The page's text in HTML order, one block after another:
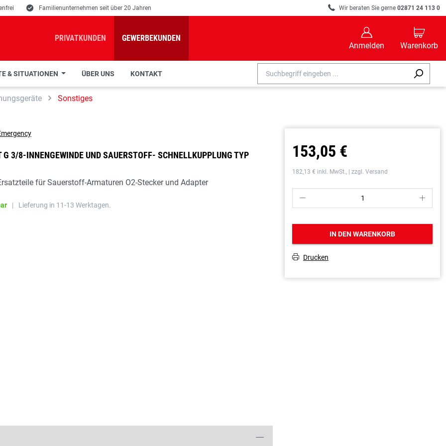
E Familienunternehmen seit über 20 Jahren R Wir beraten Sie gerne 02871 24 113 0
PRIVATKUNDEN GEWERBEKUNDEN
B
Anmelden
C
Warenkorb
& SITUATIONEN ÜBER UNS KONTAKT
Sonstiges
3/8-INNENGEWINDE UND SAUERSTOFF- SCHNELLKUPPLUNG TYP
für Sauerstoff-Armaturen O2-Stecker und Adapter
| Lieferung in 11-13 Werktagen.
153,05 €
182,13 € inkl. MwSt., | zzgl. Versand
P S
IN DEN WARENKORB
T Drucken